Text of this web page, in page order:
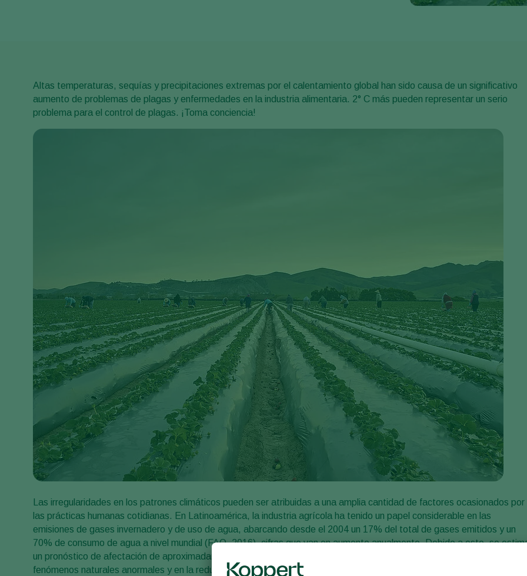
Altas temperaturas, sequías y precipitaciones extremas por el calentamiento global han sido causa de un significativo
aumento de problemas de plagas y enfermedades en la industria alimentaria. 2° C más pueden representar un serio
problema para el control de plagas. ¡Toma conciencia!
Las irregularidades en los patrones climáticos pueden ser atribuidas a una amplia cantidad de factores ocasionados por
las prácticas humanas cotidianas. En Latinoamérica, la industria agrícola ha tenido un papel considerable en las
emisiones de gases invernadero y de uso de agua, abarcando desde el 2004 un 17% del total de gases emitidos y un
70% de consumo de agua a nivel mundial (FAO, 2016), cifras que van en aumento anualmente. Debido a esto, se
un pronóstico de afectación de aproximadamente 13% en los principales cultivos alimentarios, manifestándose en
fenómenos naturales anormales y en la reducción de efectividad en el uso de plaguicidas y en el uso del control biológico